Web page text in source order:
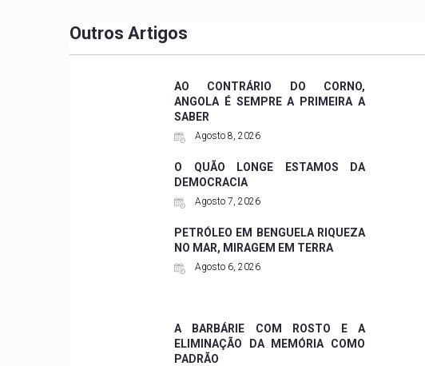
Outros Artigos
AO CONTRÁRIO DO CORNO,
ANGOLA É SEMPRE A PRIMEIRA A
SABER
Agosto 8, 2026
O QUÃO LONGE ESTAMOS DA
DEMOCRACIA
Agosto 7, 2026
PETRÓLEO EM BENGUELA RIQUEZA
NO MAR, MIRAGEM EM TERRA
Agosto 6, 2026
A BARBÁRIE COM ROSTO E A
ELIMINAÇÃO DA MEMÓRIA COMO
PADRÃO